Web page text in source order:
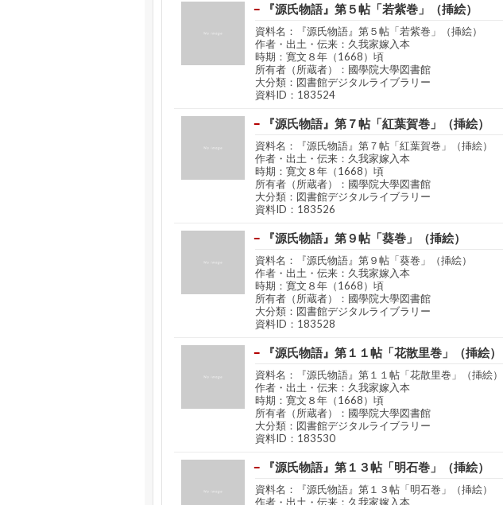
『源氏物語』第５帖「若紫巻」（挿絵）
資料名：『源氏物語』第５帖「若紫巻」（挿絵）
作者・出土・伝来：久我家嫁入本
時期：寛文８年（1668）頃
所有者（所蔵者）：國學院大學図書館
大分類：図書館デジタルライブラリー
資料ID：183524
『源氏物語』第７帖「紅葉賀巻」（挿絵）
資料名：『源氏物語』第７帖「紅葉賀巻」（挿絵）
作者・出土・伝来：久我家嫁入本
時期：寛文８年（1668）頃
所有者（所蔵者）：國學院大學図書館
大分類：図書館デジタルライブラリー
資料ID：183526
『源氏物語』第９帖「葵巻」（挿絵）
資料名：『源氏物語』第９帖「葵巻」（挿絵）
作者・出土・伝来：久我家嫁入本
時期：寛文８年（1668）頃
所有者（所蔵者）：國學院大學図書館
大分類：図書館デジタルライブラリー
資料ID：183528
『源氏物語』第１１帖「花散里巻」（挿絵）
資料名：『源氏物語』第１１帖「花散里巻」（挿絵）
作者・出土・伝来：久我家嫁入本
時期：寛文８年（1668）頃
所有者（所蔵者）：國學院大學図書館
大分類：図書館デジタルライブラリー
資料ID：183530
『源氏物語』第１３帖「明石巻」（挿絵）
資料名：『源氏物語』第１３帖「明石巻」（挿絵）
作者・出土・伝来：久我家嫁入本